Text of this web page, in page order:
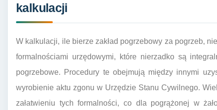
kalkulacji
W kalkulacji, ile bierze zakład pogrzebowy za pogrzeb,
formalnościami urzędowymi, które nierzadko są
pogrzebowe. Procedury te obejmują między innymi
wyrobienie aktu zgonu w Urzędzie Stanu Cywilnego.
załatwieniu tych formalności, co dla pogrążonej w